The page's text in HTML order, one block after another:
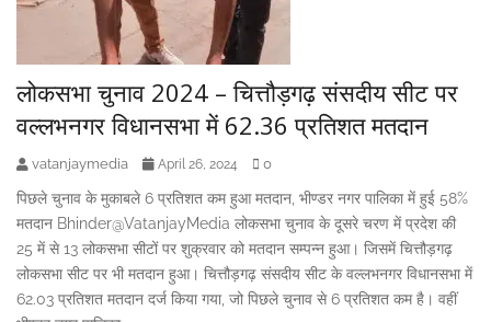
लोकसभा चुनाव 2024 – चित्तौड़गढ़ संसदीय सीट पर
वल्लभनगर विधानसभा में 62.36 प्रतिशत मतदान
vatanjaymedia April 26, 2024 0
पिछले चुनाव के मुकाबले 6 प्रतिशत कम हुआ मतदान, भीण्डर नगर पालिका में हुई 58%
मतदान Bhinder@VatanjayMedia लोकसभा चुनाव के दूसरे चरण में प्रदेश की
25 में से 13 लोकसभा सीटों पर शुक्रवार को मतदान सम्पन्न हुआ। जिसमें चित्तौड़गढ़
लोकसभा सीट पर भी मतदान हुआ। चित्तौड़गढ़ संसदीय सीट के वल्लभनगर विधानसभा में
62.03 प्रतिशत मतदान दर्ज किया गया, जो पिछले चुनाव से 6 प्रतिशत कम है। वहीं